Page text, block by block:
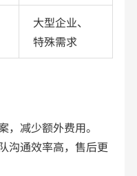
大型企业、
特殊需求
，减少额外费用。
沟通效率高，售后更